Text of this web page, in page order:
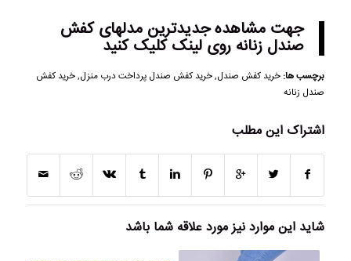
جهت مشاهدهجدیدترین مدلهای کفش
صندل زنانه روی لینک کلیک کنید
برچسب ها: خرید کفش صندل,خرید کفش صندل پرداخت درب منزل,خرید کفش
صندل زنانه
اشتراک این مطلب
شاید این موارد نیز مورد علاقه شما باشد